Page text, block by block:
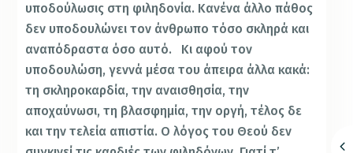
υποδούλωσις στη φιληδονία. Κανένα άλλο πάθος
δεν υποδουλώνει τον άνθρωπο τόσο σκληρά και
αναπόδραστα όσο αυτό. Κι αφού τον
υποδουλώση, γεννά μέσα του άπειρα άλλα κακά:
τη σκληροκαρδία, την αναισθησία, την
αποχαύνωσι, τη βλασφημία, την οργή, τέλος δε
και την τελεία απιστία. Ο λόγος του Θεού δεν